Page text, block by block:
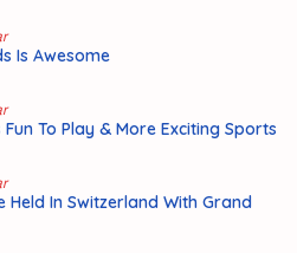
Is Awesome
To Play & More Exciting Sports
Held In Switzerland With Grand